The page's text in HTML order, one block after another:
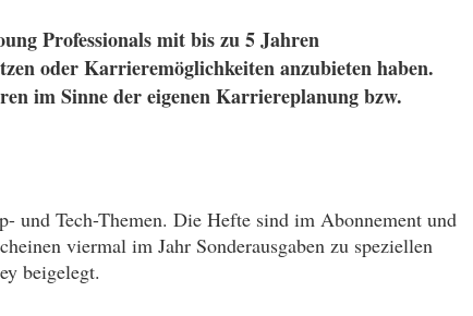
Professionals mit bis zu 5 Jahren
oder Karrieremöglichkeiten anzubieten haben.
im Sinne der eigenen Karriereplanung bzw.
und Tech-Themen. Die Hefte sind im Abonnement und
viermal im Jahr Sonderausgaben zu speziellen
beigelegt.